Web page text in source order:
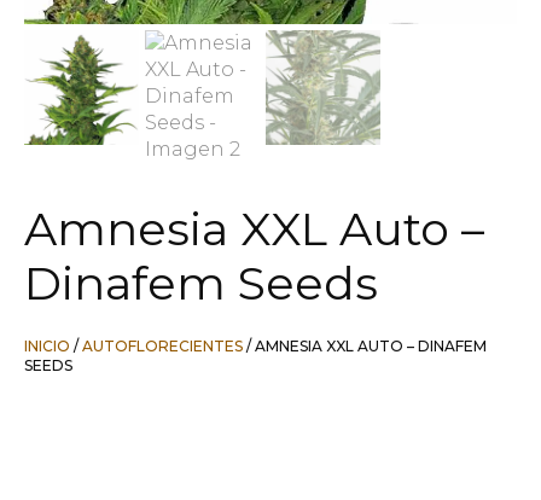
Amnesia XXL Auto –
Dinafem Seeds
INICIO / AUTOFLORECIENTES / AMNESIA XXL AUTO – DINAFEM
SEEDS